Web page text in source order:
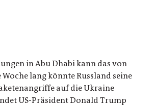
in Abu Dhabi kann das von
lang könnte Russland seine
auf die Ukraine
US-Präsident Donald Trump